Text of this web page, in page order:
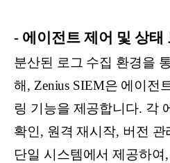
- 에이전트 제어 및 상태
분산된 로그 수집 환경을
해, Zenius SIEM은 에이전
링 기능을 제공합니다. 각
확인, 원격 재시작, 버전
단일 시스템에서 제공하여